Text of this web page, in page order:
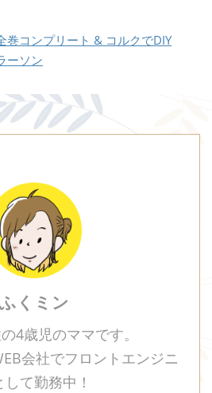
巻コンプリート & コルクでDIY
ーソン
ふくミン
4歳児のママです。
会社でフロントエンジニ
して勤務中！